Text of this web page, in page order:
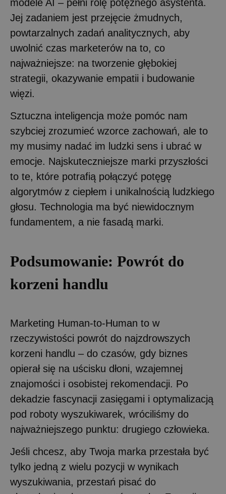
modele AI – pełni rolę potężnego asystenta.
Jej zadaniem jest przejęcie żmudnych,
powtarzalnych zadań analitycznych, aby
uwolnić czas marketerów na to, co
najważniejsze: na tworzenie głębokiej
strategii, okazywanie empatii i budowanie
więzi.
Sztuczna inteligencja może pomóc nam
szybciej zrozumieć wzorce zachowań, ale to
my musimy nadać im ludzki sens i ubrać w
emocje. Najskuteczniejsze marki przyszłości
to te, które potrafią połączyć potęgę
algorytmów z ciepłem i unikalnością ludzkiego
głosu. Technologia ma być niewidocznym
fundamentem, a nie fasadą marki.
Podsumowanie: Powrót do
korzeni handlu
Marketing Human-to-Human to w
rzeczywistości powrót do najzdrowszych
korzeni handlu – do czasów, gdy biznes
opierał się na uścisku dłoni, wzajemnej
znajomości i osobistej rekomendacji. Po
dekadzie fascynacji zasięgami i optymalizacją
pod roboty wyszukiwarek, wróciliśmy do
najważniejszego punktu: drugiego człowieka.
Jeśli chcesz, aby Twoja marka przestała być
tylko jedną z wielu pozycji w wynikach
wyszukiwania, przestań pisać do